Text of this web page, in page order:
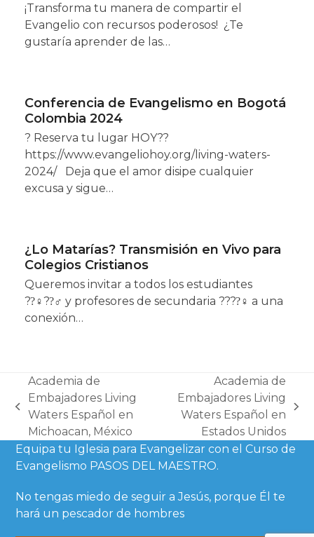
¡Transforma tu manera de compartir el
Evangelio con recursos poderosos! ¿Te
gustaría aprender de las…
Conferencia de Evangelismo en Bogotá
Colombia 2024
? Reserva tu lugar HOY??
https://www.evangeliohoy.org/living-waters-
2024/ Deja que el amor disipe cualquier
excusa y sigue…
¿Lo Matarías? Transmisión en Vivo para
Colegios Cristianos
Queremos invitar a todos los estudiantes
??‍♀??‍♂ y profesores de secundaria ????‍♀ a una
conexión…
previous
post:
Academia de
Embajadores Living
Waters Español en
Michoacan, México
next
Academia de
Embajadores Living
Waters Español en
Estados Unidos
Equipa tu Iglesia para Evangelizar con el Curso de
Evangelismo PASOS DEL MAESTRO.
No tengas miedo de seguir a Jesús, porque Él te
hará un pescador de hombres